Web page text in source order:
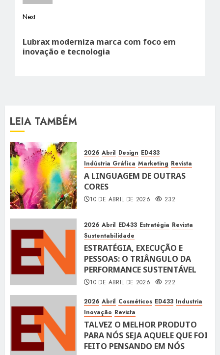
Next
post:
Lubrax moderniza marca com foco em
inovação e tecnologia
LEIA TAMBÉM
2026 Abril Design ED433
Indústria Gráfica Marketing Revista
A LINGUAGEM DE OUTRAS
CORES
10 DE ABRIL DE 2026 232
2026 Abril ED433 Estratégia Revista
Sustentabilidade
ESTRATÉGIA, EXECUÇÃO E
PESSOAS: O TRIÂNGULO DA
PERFORMANCE SUSTENTÁVEL
10 DE ABRIL DE 2026 222
2026 Abril Cosméticos ED433 Industria
Inovação Revista
TALVEZ O MELHOR PRODUTO
PARA NÓS SEJA AQUELE QUE FOI
FEITO PENSANDO EM NÓS